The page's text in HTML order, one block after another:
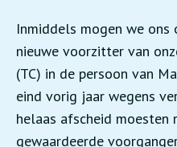
Inmiddels mogen we ons
nieuwe voorzitter van
(TC) in de persoon van
eind vorig jaar wegens
helaas afscheid moesten
gewaardeerde